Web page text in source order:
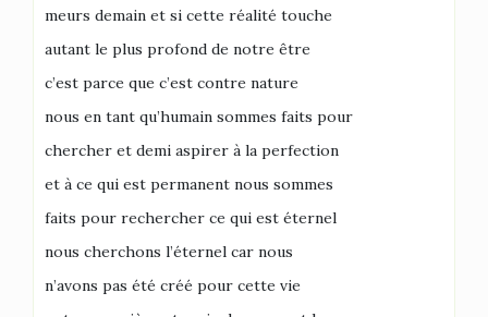
meurs demain et si cette réalité touche
autant le plus profond de notre être
c’est parce que c’est contre nature
nous en tant qu’humain sommes faits pour
chercher et demi aspirer à la perfection
et à ce qui est permanent nous sommes
faits pour rechercher ce qui est éternel
nous cherchons l’éternel car nous
n’avons pas été créé pour cette vie